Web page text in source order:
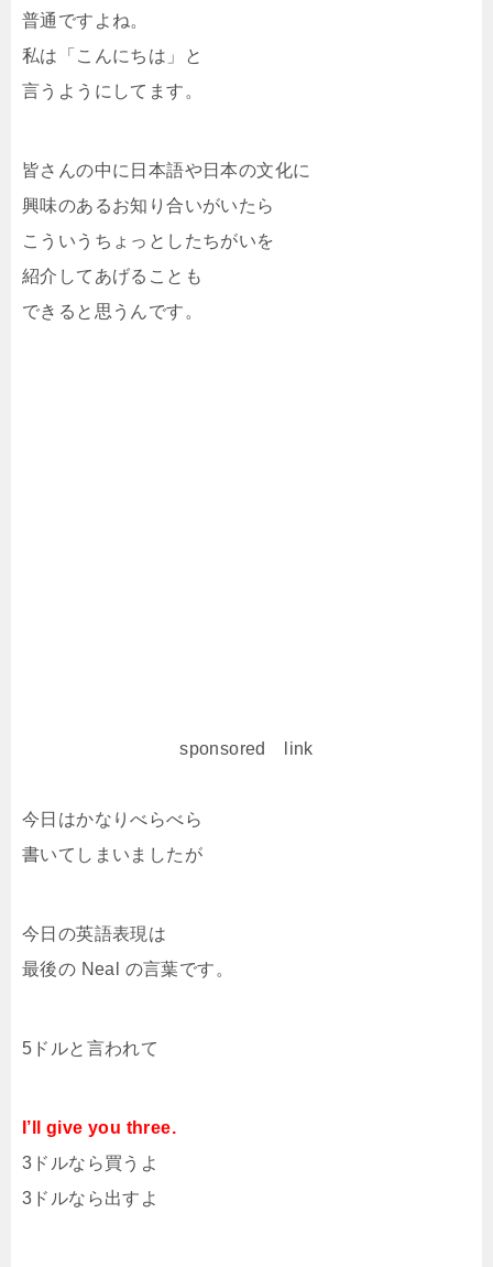
普通ですよね。
私は「こんにちは」と
言うようにしてます。
皆さんの中に日本語や日本の文化に
興味のあるお知り合いがいたら
こういうちょっとしたちがいを
紹介してあげることも
できると思うんです。
sponsored link
今日はかなりべらべら
書いてしまいましたが
今日の英語表現は
最後の Neal の言葉です。
5ドルと言われて
I’ll give you three.
3ドルなら買うよ
3ドルなら出すよ